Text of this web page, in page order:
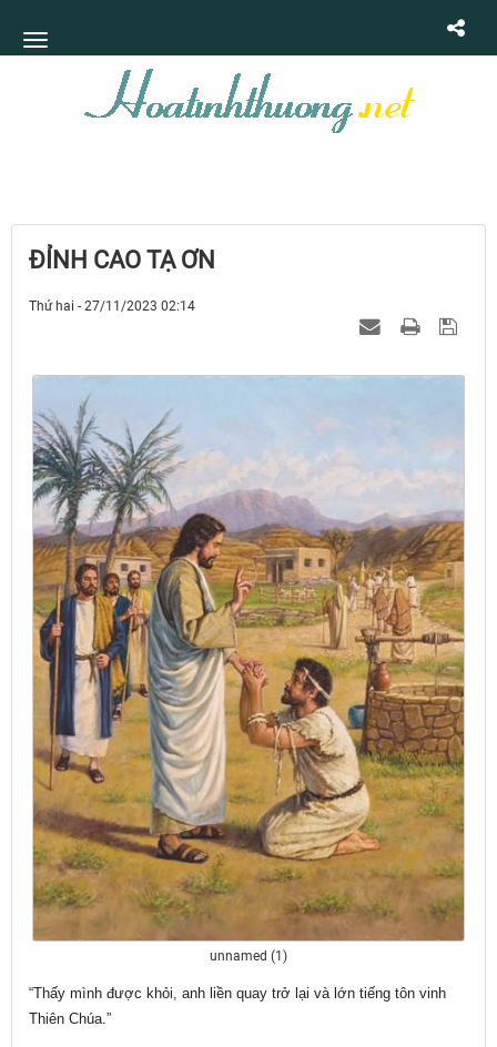
ĐỈNH CAO TẠ ƠN
Thứ hai - 27/11/2023 02:14
unnamed (1)
“Thấy mình được khỏi, anh liền quay trở lại và lớn tiếng tôn vinh
Thiên Chúa.”